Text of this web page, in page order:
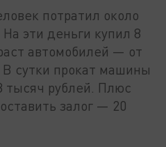
потратил около
эти деньги купил 8
автомобилей — от
сутки прокат машины
тысяч рублей. Плюс
залог — 20